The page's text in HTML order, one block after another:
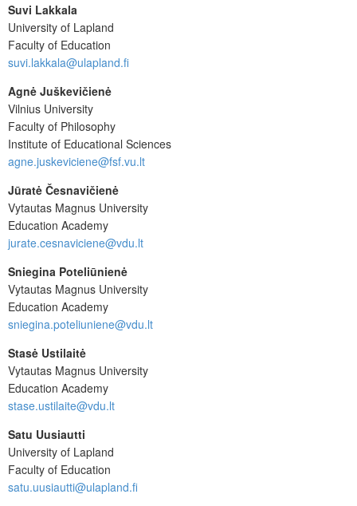
Suvi Lakkala
University of Lapland
Faculty of Education
suvi.lakkala@ulapland.fi
Agnė Juškevičienė
Vilnius University
Faculty of Philosophy
Institute of Educational Sciences
agne.juskeviciene@fsf.vu.lt
Jūratė Česnavičienė
Vytautas Magnus University
Education Academy
jurate.cesnaviciene@vdu.lt
Sniegina Poteliūnienė
Vytautas Magnus University
Education Academy
sniegina.poteliuniene@vdu.lt
Stasė Ustilaitė
Vytautas Magnus University
Education Academy
stase.ustilaite@vdu.lt
Satu Uusiautti
University of Lapland
Faculty of Education
satu.uusiautti@ulapland.fi